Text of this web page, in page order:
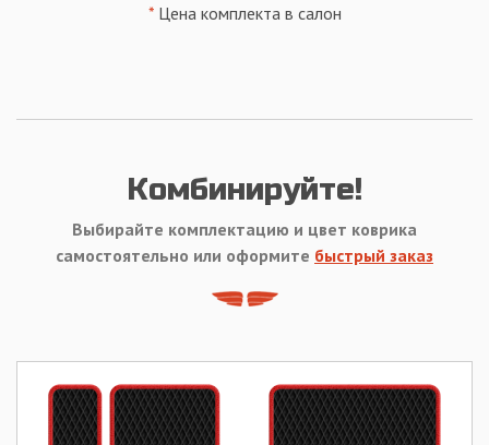
*Цена комплекта в салон
Комбинируйте!
Выбирайте комплектацию и цвет коврика
самостоятельно или оформите быстрый заказ